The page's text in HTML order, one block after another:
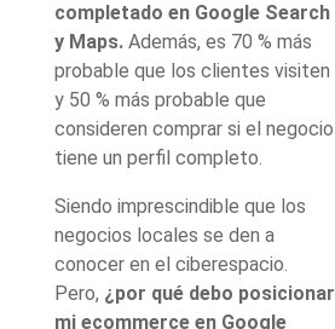
completado en Google Search
y Maps. Además, es 70 % más
probable que los clientes visiten
y 50 % más probable que
consideren comprar si el negocio
tiene un perfil completo.
Siendo imprescindible que los
negocios locales se den a
conocer en el ciberespacio.
Pero, ¿por qué debo posicionar
mi ecommerce en Google